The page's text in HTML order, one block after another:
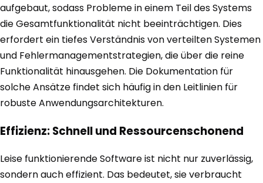
aufgebaut, sodass Probleme in einem Teil des Systems
die Gesamtfunktionalität nicht beeinträchtigen. Dies
erfordert ein tiefes Verständnis von verteilten Systemen
und Fehlermanagementstrategien, die über die reine
Funktionalität hinausgehen. Die Dokumentation für
solche Ansätze findet sich häufig in den Leitlinien für
robuste Anwendungsarchitekturen.
Effizienz: Schnell und Ressourcenschonend
Leise funktionierende Software ist nicht nur zuverlässig,
sondern auch effizient. Das bedeutet, sie verbraucht